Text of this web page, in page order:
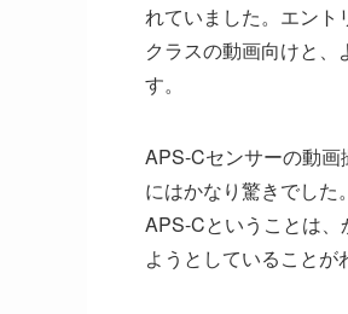
れていました。エント
クラスの動画向けと
す。
APS-Cセンサーの動
にはかなり驚きでした
APS-Cということは
ようとしていることが